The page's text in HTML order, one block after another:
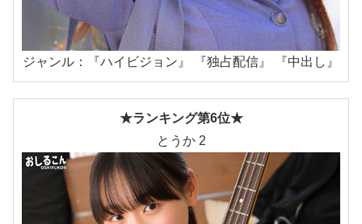
ジャンル：『ハイビジョン』 『独占配信』 『中出し』
★ランキング第6位★
とうか 2